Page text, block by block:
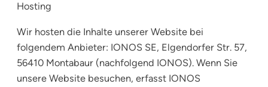
Hosting
Wir hosten die Inhalte unserer Website bei
folgendem Anbieter: IONOS SE, Elgendorfer Str. 57,
56410 Montabaur (nachfolgend IONOS). Wenn Sie
unsere Website besuchen, erfasst IONOS